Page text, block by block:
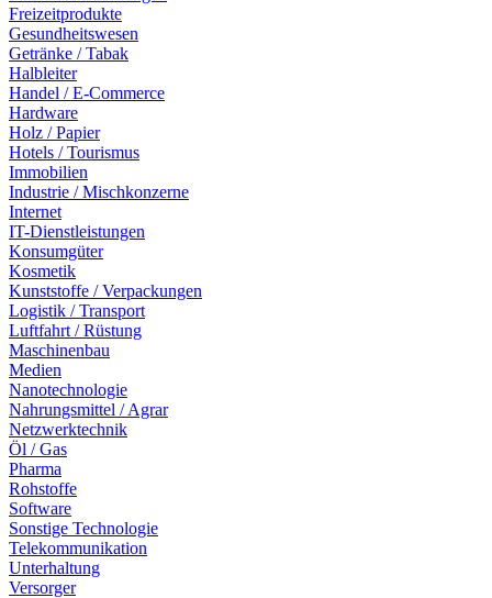
Freizeitprodukte
Gesundheitswesen
Getränke / Tabak
Halbleiter
Handel / E-Commerce
Hardware
Holz / Papier
Hotels / Tourismus
Immobilien
Industrie / Mischkonzerne
Internet
IT-Dienstleistungen
Konsumgüter
Kosmetik
Kunststoffe / Verpackungen
Logistik / Transport
Luftfahrt / Rüstung
Maschinenbau
Medien
Nanotechnologie
Nahrungsmittel / Agrar
Netzwerktechnik
Öl / Gas
Pharma
Rohstoffe
Software
Sonstige Technologie
Telekommunikation
Unterhaltung
Versorger